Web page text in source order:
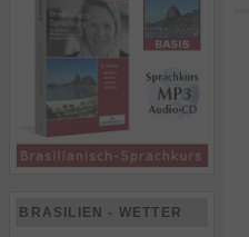
BRASILIEN - WETTER